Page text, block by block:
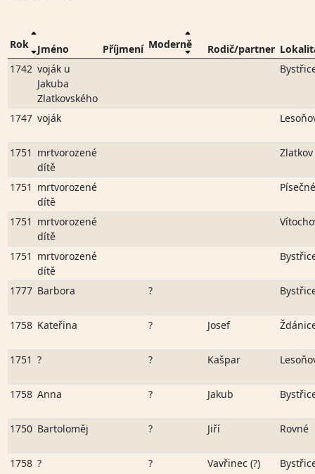
Rok Jméno Příjmení Moderně Rodič/partner
1742 voják u
Jakuba
Zlatkovského
1747 voják
1751 mrtvorozené
dítě
Zlatkov
1751 mrtvorozené
dítě
Písečné
1751 mrtvorozené
dítě
1751 mrtvorozené
dítě
1777 Barbora ?
1758 Kateřina ? Josef
1751 ? ? Kašpar
1758 Anna ? Jakub
1750 Bartoloměj ? Jiří Rovné
1758 ? ? Vavřinec (?)